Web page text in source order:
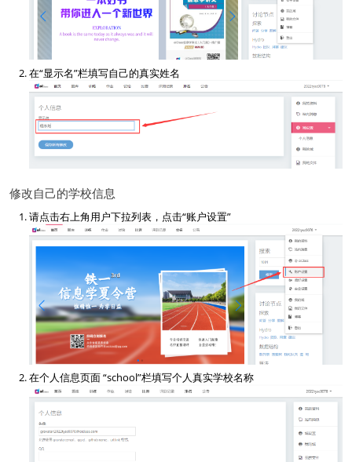
在“显示名”栏填写自己的真实姓名
修改自己的学校信息
请点击右上角用户下拉列表，点击“账户设置”
在个人信息页面 “school”栏填写个人真实学校名称